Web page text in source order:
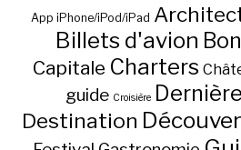
App iPhone/iPod/iPad
Billets d'avion
Capitale Charters
guide Croisière
Destination